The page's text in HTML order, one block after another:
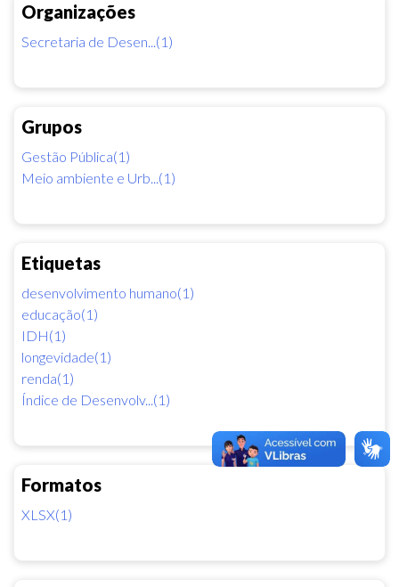
Organizações
Secretaria de Desen...(1)
Grupos
Gestão Pública(1)
Meio ambiente e Urb...(1)
Etiquetas
desenvolvimento humano(1)
educação(1)
IDH(1)
longevidade(1)
renda(1)
Índice de Desenvolv...(1)
Formatos
XLSX(1)